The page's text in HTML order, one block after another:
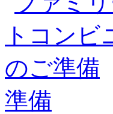
準備